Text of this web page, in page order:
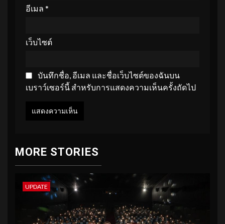
อีเมล *
เว็บไซต์
บันทึกชื่อ, อีเมล และชื่อเว็บไซต์ของฉันบน
เบราว์เซอร์นี้ สำหรับการแสดงความเห็นครั้งถัดไป
MORE STORIES
UPDATE